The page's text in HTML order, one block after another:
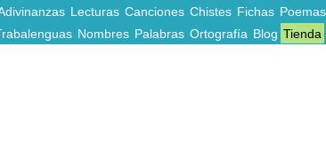
Lecturas Canciones Chistes Fichas Poemas
Nombres Palabras Ortografía Blog Tienda